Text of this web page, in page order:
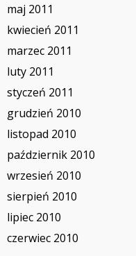
maj 2011
kwiecień 2011
marzec 2011
luty 2011
styczeń 2011
grudzień 2010
listopad 2010
październik 2010
wrzesień 2010
sierpień 2010
lipiec 2010
czerwiec 2010